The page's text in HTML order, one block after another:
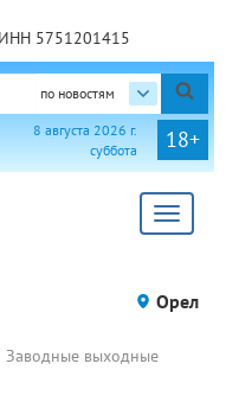
5751201415
по новостям
18+
8 августа 2026 г.
суббота
Toggle
Орел
Заводные выходные